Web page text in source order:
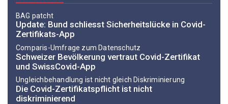
BAG patcht
Update: Bund schliesst Sicherheitslücke in Covid-
Zertifikats-App
Comparis-Umfrage zum Datenschutz
Schweizer Bevölkerung vertraut Covid-Zertifikat
und SwissCovid-App
Ungleichbehandlung ist nicht gleich Diskriminierung
Die Covid-Zertifikatspflicht ist nicht
diskriminierend